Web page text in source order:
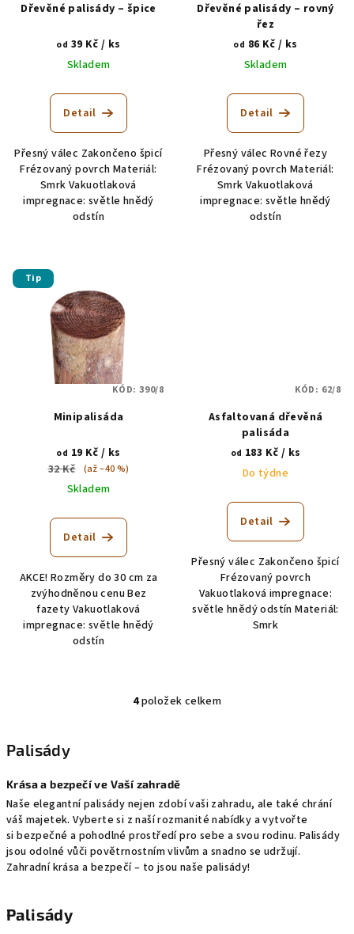
Dřevěné palisády – špice
od 39 Kč / ks
Skladem
Detail
Přesný válec Zakončeno špicí
Frézovaný povrch Materiál:
Smrk Vakuotlaková
impregnace: světle hnědý
odstín
Dřevěné palisády – rovný
řez
od 86 Kč / ks
Skladem
Detail
Přesný válec Rovné řezy
Frézovaný povrch Materiál:
Smrk Vakuotlaková
impregnace: světle hnědý
odstín
Tip
Minipalisáda
od 19 Kč / ks
32 Kč
(až –40 %)
Skladem
Detail
AKCE! Rozměry do 30 cm za
zvýhodněnou cenu Bez
fazety Vakuotlaková
impregnace: světle hnědý
odstín
KÓD: 390/8
Asfaltovaná dřevěná
palisáda
od 183 Kč / ks
Do týdne
Detail
Přesný válec Zakončeno špicí
Frézovaný povrch
Vakuotlaková impregnace:
světle hnědý odstín Materiál:
Smrk
KÓD: 62/8
O
d
a
c
í
p
r
4položek celkem
Palisády
Krása a bezpečí ve Vaší zahradě
Naše elegantní palisády nejen zdobí vaši zahradu, ale také chrání
váš majetek. Vyberte si z naší rozmanité nabídky a vytvořte
si bezpečné a pohodlné prostředí pro sebe a svou rodinu. Palisády
jsou odolné vůči povětrnostním vlivům a snadno se udržují.
Zahradní krása a bezpečí – to jsou naše palisády!
Palisády